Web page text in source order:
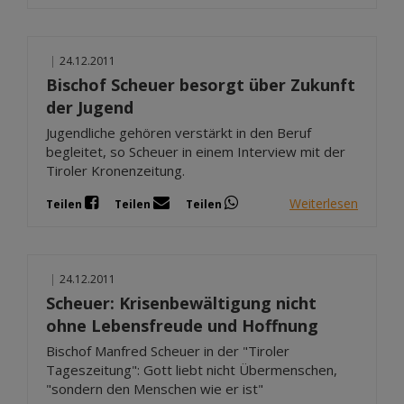
| 24.12.2011
Bischof Scheuer besorgt über Zukunft
der Jugend
Jugendliche gehören verstärkt in den Beruf
begleitet, so Scheuer in einem Interview mit der
Tiroler Kronenzeitung.
Teilen Teilen Teilen Weiterlesen
| 24.12.2011
Scheuer: Krisenbewältigung nicht
ohne Lebensfreude und Hoffnung
Bischof Manfred Scheuer in der "Tiroler
Tageszeitung": Gott liebt nicht Übermenschen,
"sondern den Menschen wie er ist"